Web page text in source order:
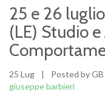
25 e 26
(LE) Studio
25 Lug | Posted by GB
giuseppe barbieri